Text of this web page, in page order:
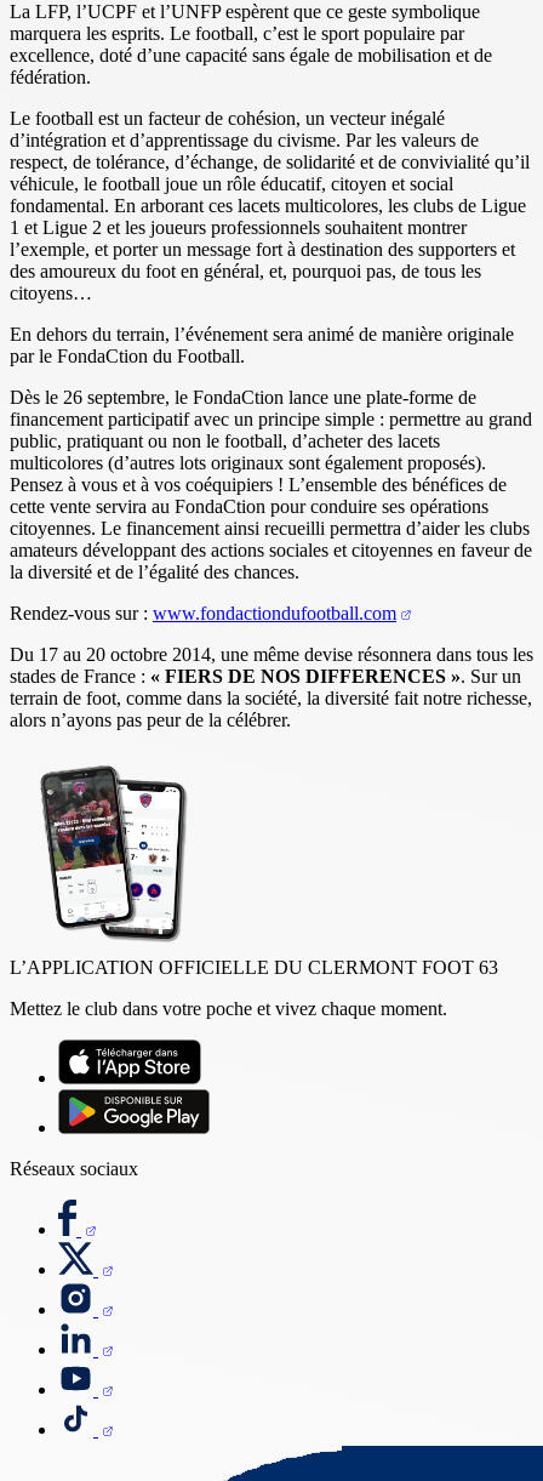
La LFP, l’UCPF et l’UNFP espèrent que ce geste symbolique
marquera les esprits. Le football, c’est le sport populaire par
excellence, doté d’une capacité sans égale de mobilisation et de
fédération.
Le football est un facteur de cohésion, un vecteur inégalé
d’intégration et d’apprentissage du civisme. Par les valeurs de
respect, de tolérance, d’échange, de solidarité et de convivialité qu’il
véhicule, le football joue un rôle éducatif, citoyen et social
fondamental. En arborant ces lacets multicolores, les clubs de Ligue
1 et Ligue 2 et les joueurs professionnels souhaitent montrer
l’exemple, et porter un message fort à destination des supporters et
des amoureux du foot en général, et, pourquoi pas, de tous les
citoyens…
En dehors du terrain, l’événement sera animé de manière originale
par le FondaCtion du Football.
Dès le 26 septembre, le FondaCtion lance une plate-forme de
financement participatif avec un principe simple : permettre au grand
public, pratiquant ou non le football, d’acheter des lacets
multicolores (d’autres lots originaux sont également proposés).
Pensez à vous et à vos coéquipiers ! L’ensemble des bénéfices de
cette vente servira au FondaCtion pour conduire ses opérations
citoyennes. Le financement ainsi recueilli permettra d’aider les clubs
amateurs développant des actions sociales et citoyennes en faveur de
la diversité et de l’égalité des chances.
Rendez-vous sur : www.fondactiondufootball.com
Du 17 au 20 octobre 2014, une même devise résonnera dans tous les
stades de France : « FIERS DE NOS DIFFERENCES ». Sur un
terrain de foot, comme dans la société, la diversité fait notre richesse,
alors n’ayons pas peur de la célébrer.
L’APPLICATION OFFICIELLE DU CLERMONT FOOT 63
Mettez le club dans votre poche et vivez chaque moment.
Réseaux sociaux